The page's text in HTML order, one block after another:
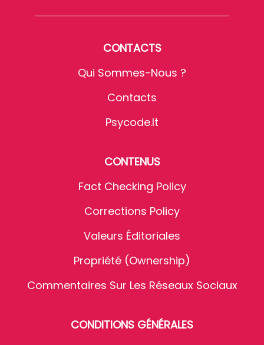
CONTACTS
Qui Sommes-Nous ?
Contacts
Psycode.it
CONTENUS
Fact Checking Policy
Corrections Policy
Valeurs Éditoriales
Propriété (Ownership)
Commentaires Sur Les Réseaux Sociaux
CONDITIONS GÉNÉRALES